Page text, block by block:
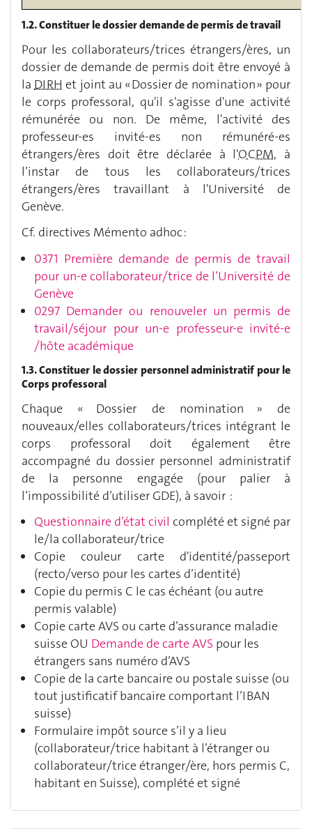
1.2. Constituer le dossier demande de permis de travail
Pour les collaborateurs/trices étrangers/ères, un
dossier de demande de permis doit être envoyé à
la DIRH et joint au « Dossier de nomination » pour
le corps professoral, qu'il s'agisse d'une activité
rémunérée ou non. De même, l'activité des
professeur-es invité-es non rémunéré-es
étrangers/ères doit être déclarée à l'OCPM, à
l’instar de tous les collaborateurs/trices
étrangers/ères travaillant à l'Université de
Genève.
Cf. directives Mémento adhoc :
0371 Première demande de permis de travail
pour un-e collaborateur/trice de l’Université de
Genève
0297 Demander ou renouveler un permis de
travail/séjour pour un-e professeur-e invité-e
/hôte académique
1.3. Constituer le dossier personnel administratif pour le
Corps professoral
Chaque « Dossier de nomination » de
nouveaux/elles collaborateurs/trices intégrant le
corps professoral doit également être
accompagné du dossier personnel administratif
de la personne engagée (pour palier à
l’impossibilité d’utiliser GDE), à savoir :
Questionnaire d’état civil complété et signé par
le/la collaborateur/trice
Copie couleur carte d'identité/passeport
(recto/verso pour les cartes d’identité)
Copie du permis C le cas échéant (ou autre
permis valable)
Copie carte AVS ou carte d’assurance maladie
suisse OU Demande de carte AVS pour les
étrangers sans numéro d’AVS
Copie de la carte bancaire ou postale suisse (ou
tout justificatif bancaire comportant l’IBAN
suisse)
Formulaire impôt source s’il y a lieu
(collaborateur/trice habitant à l’étranger ou
collaborateur/trice étranger/ère, hors permis C,
habitant en Suisse), complété et signé